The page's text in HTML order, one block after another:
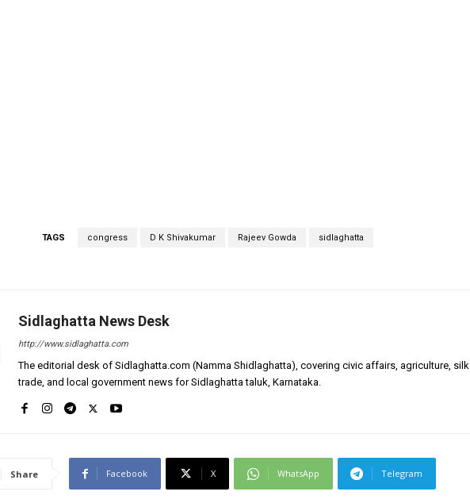
TAGS congress D K Shivakumar Rajeev Gowda sidlaghatta
Sidlaghatta News Desk
http://www.sidlaghatta.com
The editorial desk of Sidlaghatta.com (Namma Shidlaghatta), covering civic affairs, agriculture, silk
trade, and local government news for Sidlaghatta taluk, Karnataka.
Share Facebook X WhatsApp Telegram